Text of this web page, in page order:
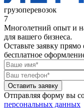
грузоперевозок
7
Многолетний опыт и
для вашего бизнеса.
Оставьте заявку прямо
бесплатное
Оставить заявку
Отправляя форму вы
персональных данных